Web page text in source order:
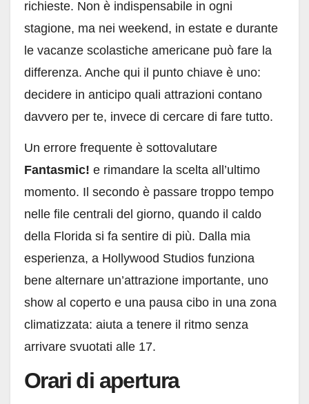
richieste. Non è indispensabile in ogni
stagione, ma nei weekend, in estate e durante
le vacanze scolastiche americane può fare la
differenza. Anche qui il punto chiave è uno:
decidere in anticipo quali attrazioni contano
davvero per te, invece di cercare di fare tutto.
Un errore frequente è sottovalutare
Fantasmic! e rimandare la scelta all’ultimo
momento. Il secondo è passare troppo tempo
nelle file centrali del giorno, quando il caldo
della Florida si fa sentire di più. Dalla mia
esperienza, a Hollywood Studios funziona
bene alternare un’attrazione importante, uno
show al coperto e una pausa cibo in una zona
climatizzata: aiuta a tenere il ritmo senza
arrivare svuotati alle 17.
Orari di apertura